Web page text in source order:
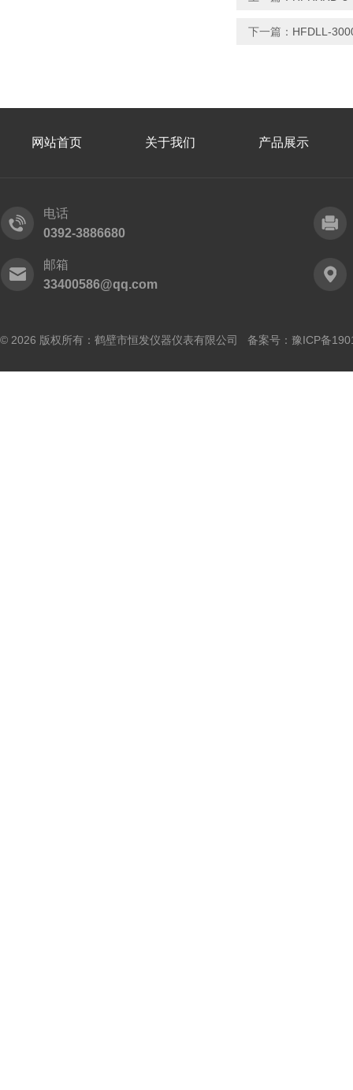
下一篇： HFDLL-
网站首页 关于我们 产品展示
电话
0392-3886680
邮箱
33400586@qq.com
© 2026 版权所有：鹤壁市恒发仪器仪表有限公司 备案号： 豫ICP备